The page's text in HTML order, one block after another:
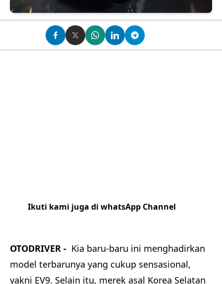
Ikuti kami juga di whatsApp Channel
OTODRIVER - Kia baru-baru ini menghadirkan
model terbarunya yang cukup sensasional,
yakni EV9. Selain itu, merek asal Korea Selatan